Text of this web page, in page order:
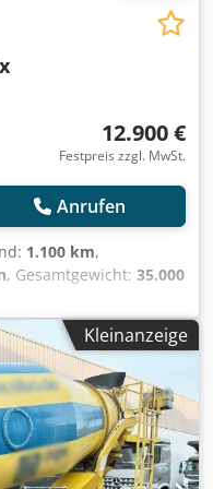
12.900 €
Festpreis zzgl. MwSt.
Anrufen
1.100 km,
, Gesamtgewicht: 35.000
, Radstand:1.300
Bovenden, 2-
luftgefedert, ABS
Alu-Fahrschutz
Betonmischer ca.
Aufpreis mit Separat-
umgerüstet werden!
am Zugfahrzeug
Kleinanzeige